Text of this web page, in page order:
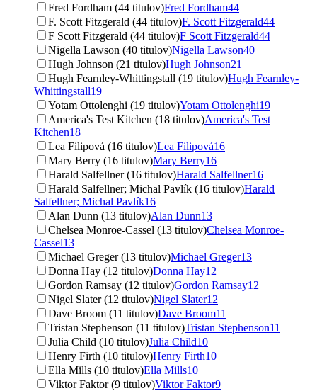
Fred Fordham (44 titulov)Fred Fordham44
F. Scott Fitzgerald (44 titulov)F. Scott Fitzgerald44
F Scott Fitzgerald (44 titulov)F Scott Fitzgerald44
Nigella Lawson (40 titulov)Nigella Lawson40
Hugh Johnson (21 titulov)Hugh Johnson21
Hugh Fearnley-Whittingstall (19 titulov)Hugh Fearnley-
Whittingstall19
Yotam Ottolenghi (19 titulov)Yotam Ottolenghi19
America's Test Kitchen (18 titulov)America's Test
Kitchen18
Lea Filipová (16 titulov)Lea Filipová16
Mary Berry (16 titulov)Mary Berry16
Harald Salfellner (16 titulov)Harald Salfellner16
Harald Salfellner; Michal Pavlík (16 titulov)Harald
Salfellner; Michal Pavlík16
Alan Dunn (13 titulov)Alan Dunn13
Chelsea Monroe-Cassel (13 titulov)Chelsea Monroe-
Cassel13
Michael Greger (13 titulov)Michael Greger13
Donna Hay (12 titulov)Donna Hay12
Gordon Ramsay (12 titulov)Gordon Ramsay12
Nigel Slater (12 titulov)Nigel Slater12
Dave Broom (11 titulov)Dave Broom11
Tristan Stephenson (11 titulov)Tristan Stephenson11
Julia Child (10 titulov)Julia Child10
Henry Firth (10 titulov)Henry Firth10
Ella Mills (10 titulov)Ella Mills10
Viktor Faktor (9 titulov)Viktor Faktor9